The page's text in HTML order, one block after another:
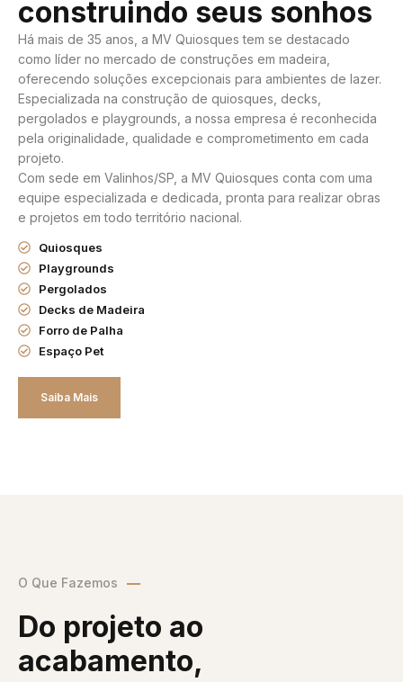
construindo seus sonhos
Há mais de 35 anos, a MV Quiosques tem se destacado
como líder no mercado de construções em madeira,
oferecendo soluções excepcionais para ambientes de lazer.
Especializada na construção de quiosques, decks,
pergolados e playgrounds, a nossa empresa é reconhecida
pela originalidade, qualidade e comprometimento em cada
projeto.
Com sede em Valinhos/SP, a MV Quiosques conta com uma
equipe especializada e dedicada, pronta para realizar obras
e projetos em todo território nacional.
Quiosques
Playgrounds
Pergolados
Decks de Madeira
Forro de Palha
Espaço Pet
Saiba Mais
O Que Fazemos
Do projeto ao
acabamento,